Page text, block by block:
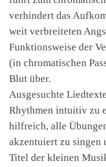
verhindert das
weit verbreiteten
Funktionsweise der
(in chromatischen
Blut über.
Ausgesuchte
Rhythmen intuitiv zu
hilfreich, alle
akzentuiert zu singen
Titel der kleinen